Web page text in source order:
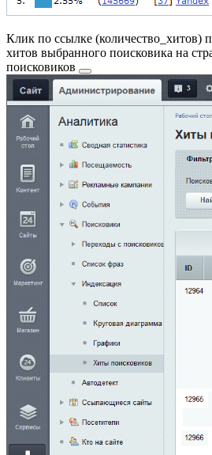
Клик по ссылке (количество_хитов)
хитов выбранного поисковика на
поисковиков